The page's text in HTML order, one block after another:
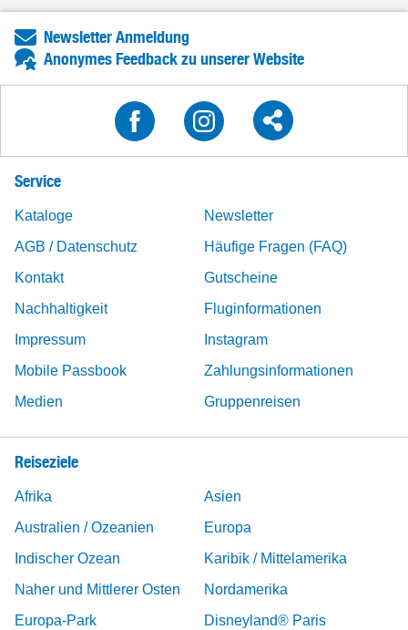
Newsletter Anmeldung
Anonymes Feedback zu unserer Website
Service
Kataloge
Newsletter
AGB / Datenschutz
Häufige Fragen (FAQ)
Kontakt
Gutscheine
Nachhaltigkeit
Fluginformationen
Impressum
Instagram
Mobile Passbook
Zahlungsinformationen
Medien
Gruppenreisen
Reiseziele
Afrika
Asien
Australien / Ozeanien
Europa
Indischer Ozean
Karibik / Mittelamerika
Naher und Mittlerer Osten
Nordamerika
Europa-Park
Disneyland® Paris